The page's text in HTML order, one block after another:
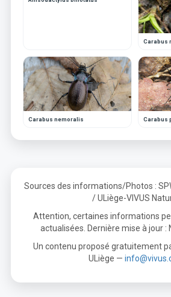
Carabus
Carabus nemoralis Carabus
Sources des informations/Photos :
/ ULiège-VIVUS
Attention, certaines informations
actualisées. Dernière mise à jour :
Un contenu proposé gratuitement
ULiège —